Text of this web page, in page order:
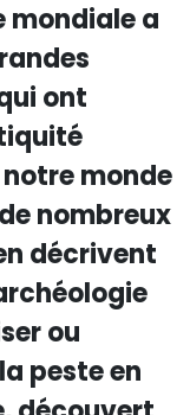
mondiale a
ont
monde
nombreux
décrivent
ou
peste en